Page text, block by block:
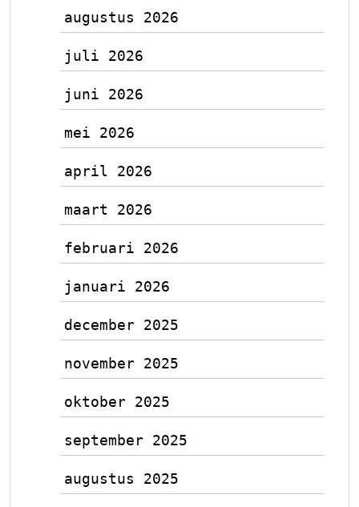
augustus 2026
juli 2026
juni 2026
mei 2026
april 2026
maart 2026
februari 2026
januari 2026
december 2025
november 2025
oktober 2025
september 2025
augustus 2025